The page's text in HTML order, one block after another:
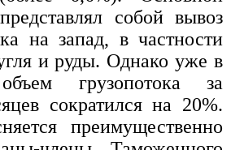
собой вывоз
на запад, в частности
и руды. Однако уже в
грузопотока за
сократился на 20%.
преимущественно